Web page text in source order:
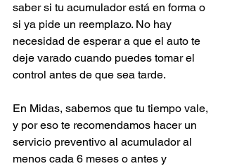
saber si tu acumulador está en forma o
si ya pide un reemplazo. No hay
necesidad de esperar a que el auto te
deje varado cuando puedes tomar el
control antes de que sea tarde.
En Midas, sabemos que tu tiempo vale,
y por eso te recomendamos hacer un
servicio preventivo al acumulador al
menos cada 6 meses o antes y